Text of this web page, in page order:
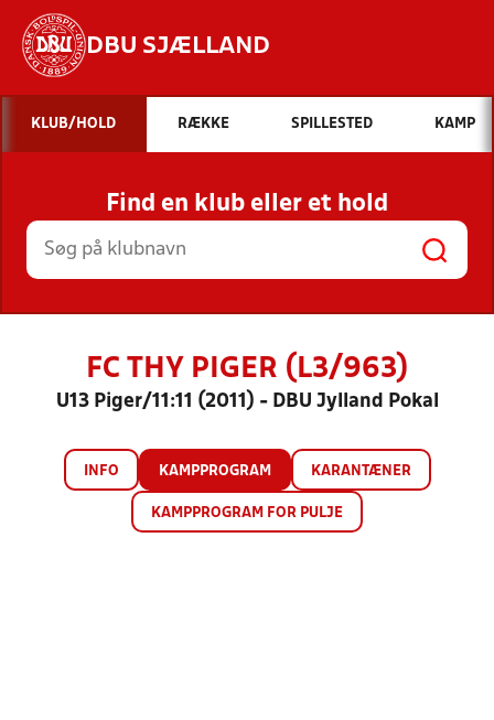
DBU SJÆLLAND
Hvad vil du søge efter?
INDHOLD OG NYHEDER
STILLINGER, RESULTATER, KLUBBER OG
HOLD
KLUB/HOLD RÆKKE SPILLESTED KAMP
Find en klub eller et hold
FC THY PIGER (L3/963)
U13 Piger/11:11 (2011) - DBU Jylland Pokal
INFO KAMPPROGRAM KARANTÆNER
KAMPPROGRAM FOR PULJE